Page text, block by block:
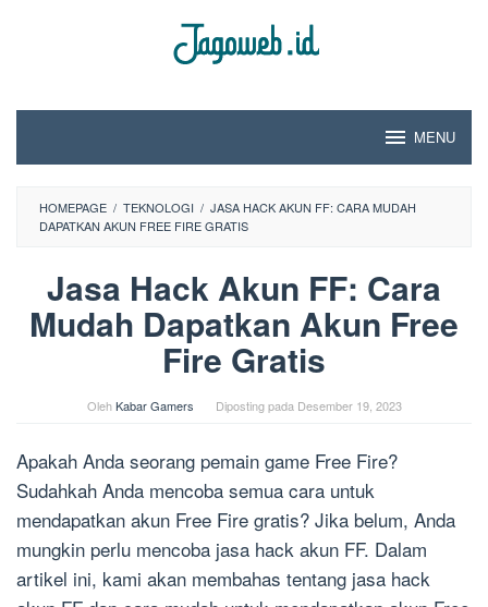
MENU
HOMEPAGE / TEKNOLOGI / JASA HACK AKUN FF: CARA MUDAH
DAPATKAN AKUN FREE FIRE GRATIS
Jasa Hack Akun FF: Cara
Mudah Dapatkan Akun Free
Fire Gratis
OlehKabar Gamers Diposting pada Desember 19, 2023
Apakah Anda seorang pemain game Free Fire?
Sudahkah Anda mencoba semua cara untuk
mendapatkan akun Free Fire gratis? Jika belum, Anda
mungkin perlu mencoba jasa hack akun FF. Dalam
artikel ini, kami akan membahas tentang jasa hack